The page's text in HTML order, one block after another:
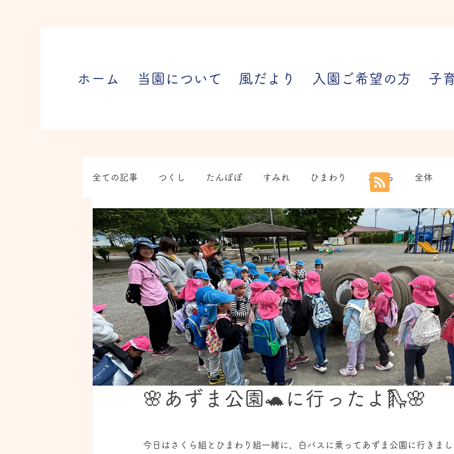
ホーム 当園について 風だより 入園ご希望の方 子
全ての記事 つくし たんぽぽ すみれ ひまわり さくら 全体
🌸あずま公園🐢に行ったよ🛝🌸
今日はさくら組とひまわり組一緒に、白バスに乗ってあずま公園に行きま